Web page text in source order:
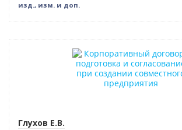
изд., изм. и доп.
Глухов Е.В.